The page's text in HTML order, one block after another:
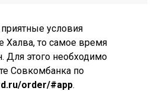
условия
Халва, то самое время
Для этого необходимо
Совкомбанка по
order/#app.